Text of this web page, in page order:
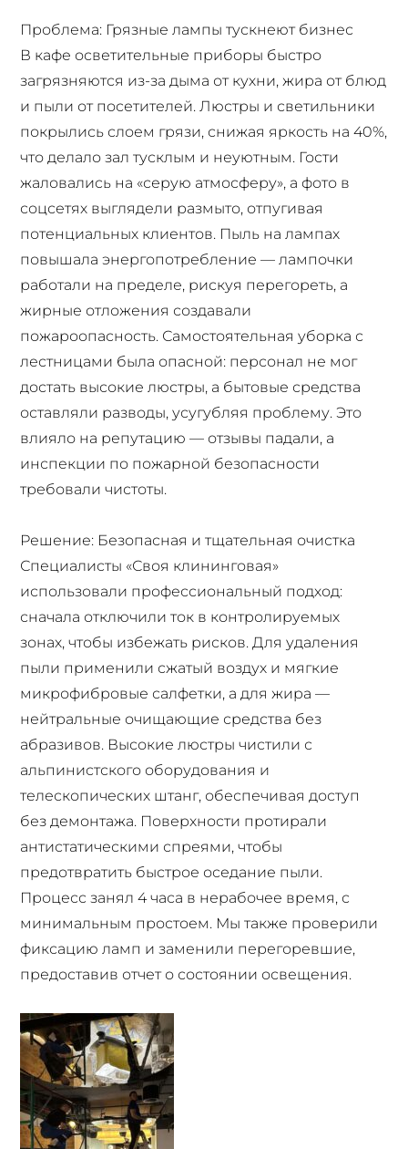
Проблема: Грязные лампы тускнеют бизнес
В кафе осветительные приборы быстро
загрязняются из-за дыма от кухни, жира от блюд
и пыли от посетителей. Люстры и светильники
покрылись слоем грязи, снижая яркость на 40%,
что делало зал тусклым и неуютным. Гости
жаловались на «серую атмосферу», а фото в
соцсетях выглядели размыто, отпугивая
потенциальных клиентов. Пыль на лампах
повышала энергопотребление — лампочки
работали на пределе, рискуя перегореть, а
жирные отложения создавали
пожароопасность. Самостоятельная уборка с
лестницами была опасной: персонал не мог
достать высокие люстры, а бытовые средства
оставляли разводы, усугубляя проблему. Это
влияло на репутацию — отзывы падали, а
инспекции по пожарной безопасности
требовали чистоты.
Решение: Безопасная и тщательная очистка
Специалисты «Своя клининговая»
использовали профессиональный подход:
сначала отключили ток в контролируемых
зонах, чтобы избежать рисков. Для удаления
пыли применили сжатый воздух и мягкие
микрофибровые салфетки, а для жира —
нейтральные очищающие средства без
абразивов. Высокие люстры чистили с
альпинистского оборудования и
телескопических штанг, обеспечивая доступ
без демонтажа. Поверхности протирали
антистатическими спреями, чтобы
предотвратить быстрое оседание пыли.
Процесс занял 4 часа в нерабочее время, с
минимальным простоем. Мы также проверили
фиксацию ламп и заменили перегоревшие,
предоставив отчет о состоянии освещения.